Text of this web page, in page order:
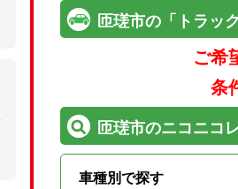
匝瑳市の「トラッ
ご希
条
匝瑳市のニコニコ
車種別で探す